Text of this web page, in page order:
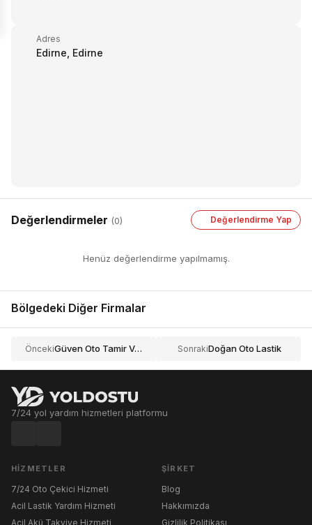
Adres
Edirne, Edirne
Değerlendirmeler (0) Değerlendirme Yap
Henüz değerlendirme yapılmamış.
Bölgedeki Diğer Firmalar
Önceki Güven Oto Tamir Ve Yol Yardımı Hizmetleri SonrakiDoğan Oto Lastik
7/24 yol yardım hizmetleri platformu
HIZMETLER
7/24 Oto Çekici Hizmeti
Acil Lastik Yardım Hizmeti
Acil Akü Takviye Hizmeti
ŞIRKET
Blog
Hakkımızda
Gizlilik Politikası